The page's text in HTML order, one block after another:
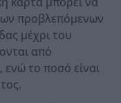
προβλεπόμενων
μέχρι του
από
ενώ το ποσό είναι